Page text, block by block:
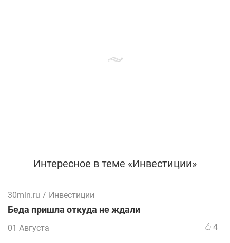
Интересное в теме «Инвестиции»
30mln.ru / Инвестиции
Беда пришла откуда не ждали
01 Августа 4